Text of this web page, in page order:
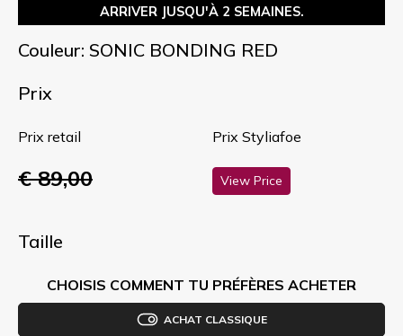
ARRIVER JUSQU'À 2 SEMAINES.
Couleur: SONIC BONDING RED
Prix
Prix retail
€ 89,00
Prix Styliafoe
View Price
Taille
CHOISIS COMMENT TU PRÉFÈRES ACHETER
ACHAT CLASSIQUE